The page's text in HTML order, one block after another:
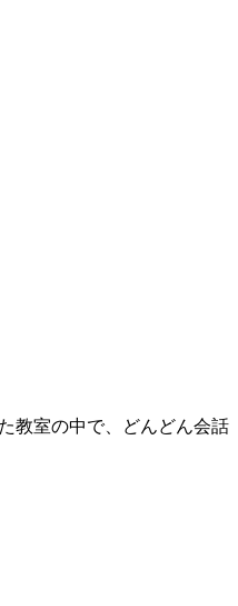
教室の中で、どんどん会話